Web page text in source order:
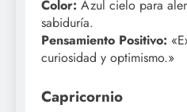
Color: Azul cielo para
sabiduría.
Pensamiento Positivo:
curiosidad y optimismo.»
Capricornio